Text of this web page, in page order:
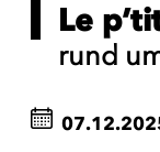
Le
rund